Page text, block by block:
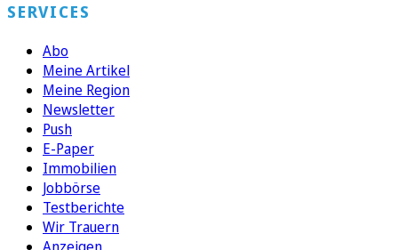
SERVICES
Abo
Meine Artikel
Meine Region
Newsletter
Push
E-Paper
Immobilien
Jobbörse
Testberichte
Wir Trauern